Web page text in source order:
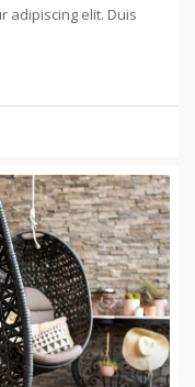
adipiscing elit. Duis